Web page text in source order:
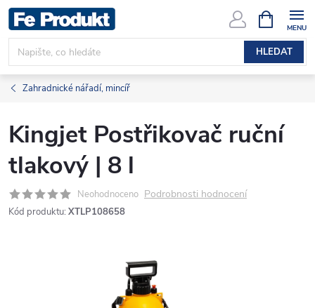
Přejít
na
obsah
HLEDAT
NÁKUPNÍ
KOŠÍK
Zahradnické nářadí, mincíř
Kingjet Postřikovač ruční
tlakový | 8 l
Neohodnoceno Podrobnosti hodnocení
Kód produktu: XTLP108658